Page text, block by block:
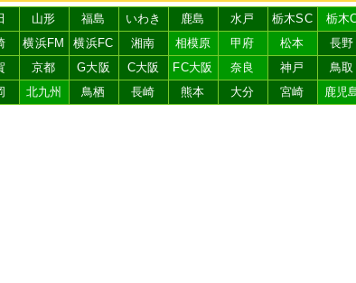
山形 福島 いわき 鹿島 水戸 栃木SC 栃木
横浜FM 横浜FC 湘南 相模原 甲府 松本 長野
京都 G大阪 C大阪 FC大阪 奈良 神戸 鳥取
北九州 鳥栖 長崎 熊本 大分 宮崎 鹿児